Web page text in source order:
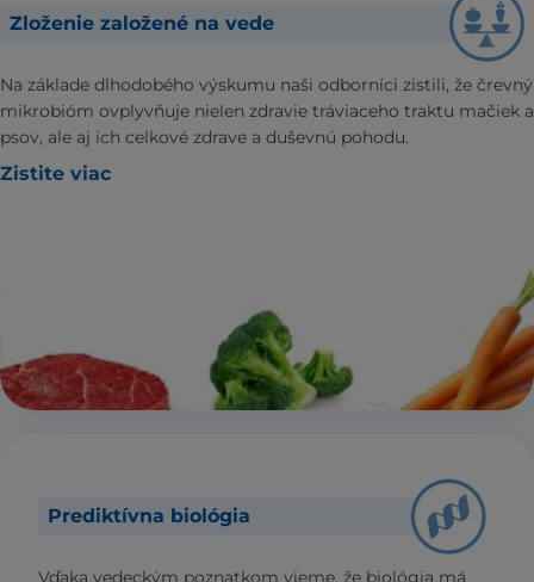
Zloženie založené na vede
Na základe dlhodobého výskumu naši odborníci zistili, že črevný
mikrobióm ovplyvňuje nielen zdravie tráviaceho traktu mačiek a
psov, ale aj ich celkové zdrave a duševnú pohodu.
Zistite viac
Prediktívna biológia
Vďaka vedeckým poznatkom vieme, že biológia má